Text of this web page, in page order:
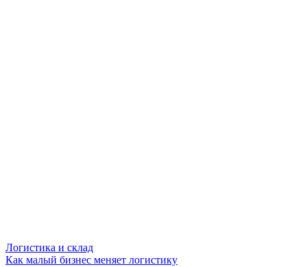
Логистика и склад
Как малый бизнес меняет логистику